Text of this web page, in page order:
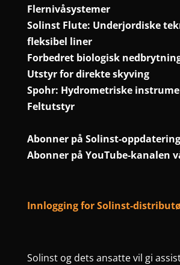
Flernivåsystemer
Solinst Flute: Underjordiske
fleksibel liner
Forbedret biologisk
Utstyr for direkte skyving
Spohr: Hydrometriske
Feltutstyr
Abonner på Solinst-
Abonner på YouTube-kanalen
Innlogging for Solinst-
Solinst og dets ansatte vil gi